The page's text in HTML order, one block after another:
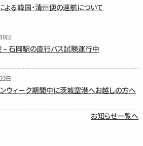
よる韓国・清州便の運航について
日
– 石岡駅の直行バス試験運行中
日
ウィーク期間中に茨城空港へお越しの方へ
お知らせ一覧へ